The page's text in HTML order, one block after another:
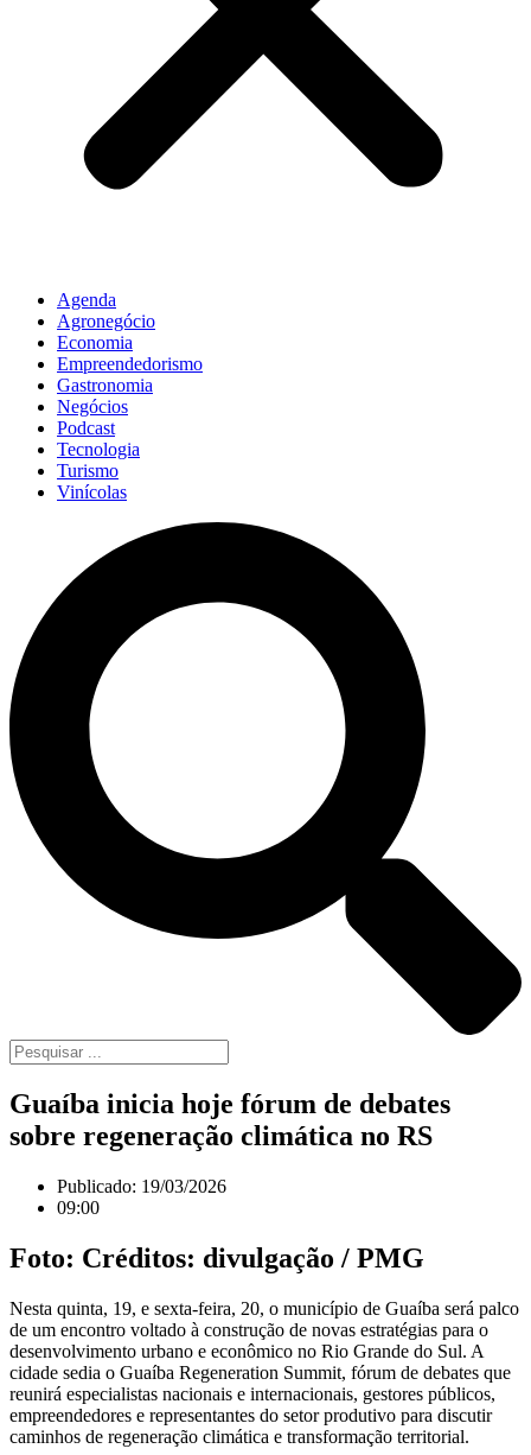
Agenda
Agronegócio
Economia
Empreendedorismo
Gastronomia
Negócios
Podcast
Tecnologia
Turismo
Vinícolas
Guaíba inicia hoje fórum de debates
sobre regeneração climática no RS
Publicado: 19/03/2026
09:00
Foto: Créditos: divulgação / PMG
Nesta quinta, 19, e sexta-feira, 20, o município de Guaíba será palco
de um encontro voltado à construção de novas estratégias para o
desenvolvimento urbano e econômico no Rio Grande do Sul. A
cidade sedia o Guaíba Regeneration Summit, fórum de debates que
reunirá especialistas nacionais e internacionais, gestores públicos,
empreendedores e representantes do setor produtivo para discutir
caminhos de regeneração climática e transformação territorial.